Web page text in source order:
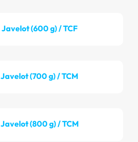
Javelot (600 g) / TCF
Javelot (700 g) / TCM
Javelot (800 g) / TCM